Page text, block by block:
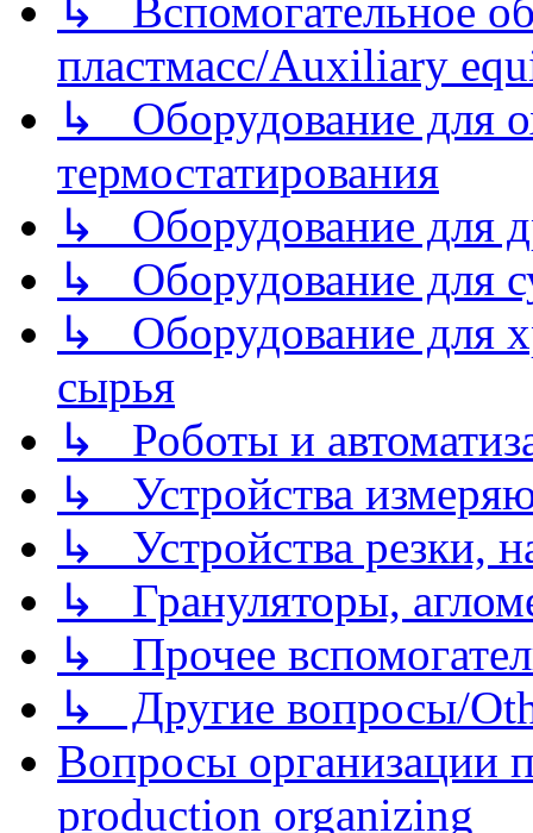
↳ Вспомогательное
пластмасс/Auxiliary
↳ Оборудование для
термостатирования
↳ Оборудование для
↳ Оборудование для
↳ Оборудование для
сырья
↳ Роботы и
↳ Устройства
↳ Устройства резки,
↳ Грануляторы,
↳ Прочее
↳ Другие вопросы/
Вопросы организации
production organizing